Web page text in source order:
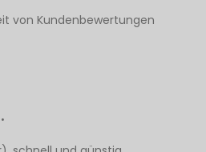
von Kundenbewertungen